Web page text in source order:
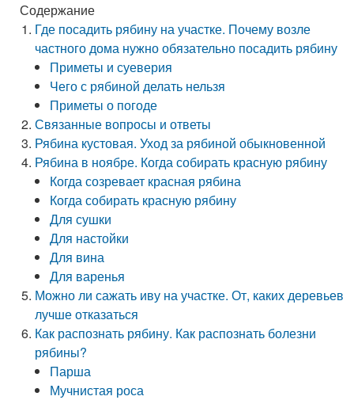
Содержание
Где посадить рябину на участке. Почему возле
частного дома нужно обязательно посадить рябину
Приметы и суеверия
Чего с рябиной делать нельзя
Приметы о погоде
Связанные вопросы и ответы
Рябина кустовая. Уход за рябиной обыкновенной
Рябина в ноябре. Когда собирать красную рябину
Когда созревает красная рябина
Когда собирать красную рябину
Для сушки
Для настойки
Для вина
Для варенья
Можно ли сажать иву на участке. От, каких деревьев
лучше отказаться
Как распознать рябину. Как распознать болезни
рябины?
Парша
Мучнистая роса